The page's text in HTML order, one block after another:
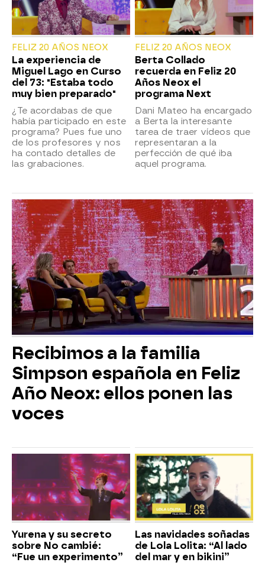
FELIZ 20 AÑOS NEOX
La experiencia de
Miguel Lago en Curso
del 73: "Estaba todo
muy bien preparado"
¿Te acordabas de que
había participado en este
programa? Pues fue uno
de los profesores y nos
ha contado detalles de
las grabaciones.
FELIZ 20 AÑOS NEOX
Berta Collado
recuerda en Feliz 20
Años Neox el
programa Next
Dani Mateo ha encargado
a Berta la interesante
tarea de traer vídeos que
representaran a la
perfección de qué iba
aquel programa.
Recibimos a la familia
Simpson española en Feliz
Año Neox: ellos ponen las
voces
Yurena y su secreto
sobre No cambié:
“Fue un experimento”
Las navidades soñadas
de Lola Lolita: “Al lado
del mar y en bikini”